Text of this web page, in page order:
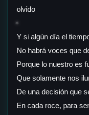
✶
olvido
Y si algún día el
No habrá voces que
Porque lo nuestro es
Que solamente nos
De una decisión que
En cada roce, para